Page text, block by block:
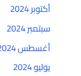
أكتوبر 2024
سبتمبر 2024
أغسطس 2024
يوليو 2024